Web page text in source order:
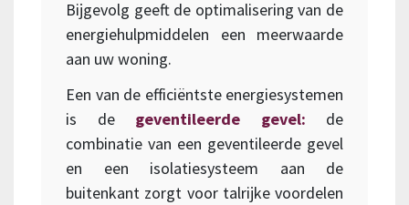
Bijgevolg geeft de optimalisering van de
energiehulpmiddelen een meerwaarde
aan uw woning.
Een van de efficiëntste energiesystemen
is de geventileerde gevel: de
combinatie van een geventileerde gevel
en een isolatiesysteem aan de
buitenkant zorgt voor talrijke voordelen